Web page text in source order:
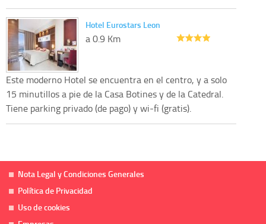
Hotel Eurostars Leon
a 0.9 Km
Este moderno Hotel se encuentra en el centro, y a solo
15 minutillos a pie de la Casa Botines y de la Catedral.
Tiene parking privado (de pago) y wi-fi (gratis).
Nota Legal y Condiciones Generales
Política de Privacidad
Uso de cookies